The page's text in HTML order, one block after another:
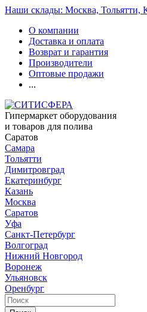
Наши склады: Москва, Тольятти,
О компании
Доставка и оплата
Возврат и гарантия
Производители
Оптовые продажи
...
Гипермаркет оборудования
и товаров для полива
Саратов
Самара
Тольятти
Димитровград
Екатеринбург
Казань
Москва
Саратов
Уфа
Санкт-Петербург
Волгоград
Нижний Новгород
Воронеж
Ульяновск
Оренбург